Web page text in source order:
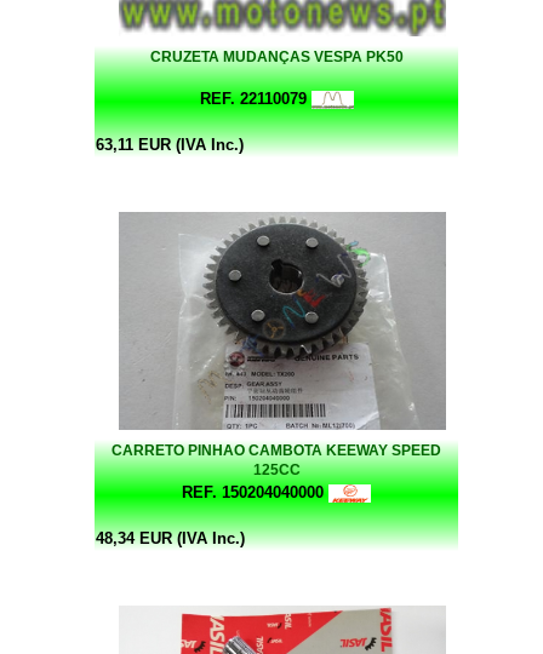
CRUZETA MUDANÇAS VESPA PK50
REF. 22110079
63,11 EUR (IVA Inc.)
CARRETO PINHAO CAMBOTA KEEWAY SPEED
125CC
REF. 150204040000
48,34 EUR (IVA Inc.)